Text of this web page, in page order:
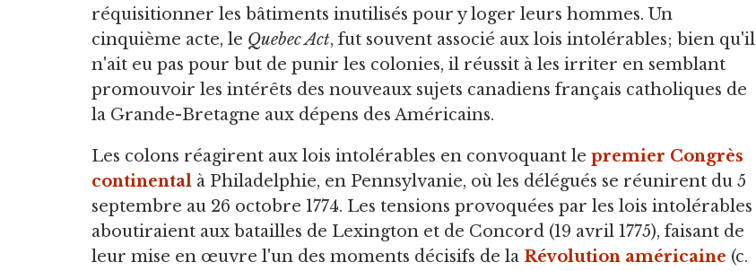
réquisitionner les bâtiments inutilisés pour y loger leurs hommes. Un
cinquième acte, le Quebec Act, fut souvent associé aux lois intolérables; bien qu'il
n'ait eu pas pour but de punir les colonies, il réussit à les irriter en semblant
promouvoir les intérêts des nouveaux sujets canadiens français catholiques de
la Grande-Bretagne aux dépens des Américains.
Les colons réagirent aux lois intolérables en convoquant le premier Congrès
continental à Philadelphie, en Pennsylvanie, où les délégués se réunirent du 5
septembre au 26 octobre 1774. Les tensions provoquées par les lois intolérables
aboutiraient aux batailles de Lexington et de Concord (19 avril 1775), faisant de
leur mise en œuvre l'un des moments décisifs de la Révolution américaine (c.